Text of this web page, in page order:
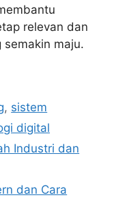
relevan dan
maju.
, sistem
digital
Industri dan
dan Cara